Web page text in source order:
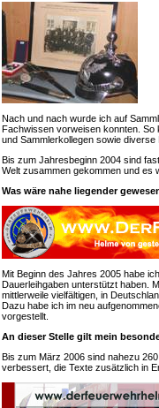
Nach und nach wurde ich auf
Fachwissen vorweisen konnten. So
und Sammlerkollegen sowie
Bis zum Jahresbeginn 2004 sind
Welt zusammen gekommen und es
Was wäre nahe liegender
Mit Beginn des Jahres 2005 habe
Dauerleihgaben unterstützt haben.
mittlerweile vielfältigen, in
Dazu habe ich im neu
vorgestellt.
An dieser Stelle gilt mein
Bis zum März 2006 sind nahezu
verbessert, die Texte zusätzlich in